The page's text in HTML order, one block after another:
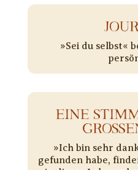
»Sei du selbst«
EINE
»Ich bin sehr
gefunden habe,